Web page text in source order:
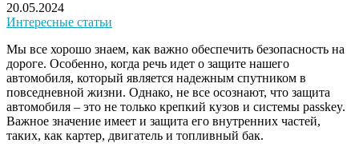
20.05.2024
Интересные статьи
Мы все хорошо знаем, как важно обеспечить безопасность на
дороге. Особенно, когда речь идет о защите нашего
автомобиля, который является надежным спутником в
повседневной жизни. Однако, не все осознают, что защита
автомобиля – это не только крепкий кузов и системы passkey.
Важное значение имеет и защита его внутренних частей,
таких, как картер, двигатель и топливный бак.